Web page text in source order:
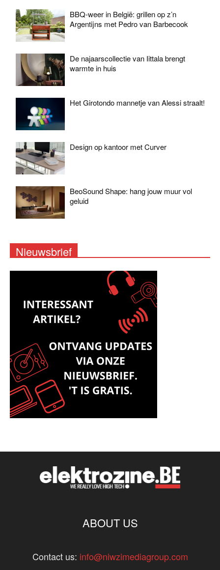
BBQ-weer in België: grillen op z’n
Argentijns met Pedro van Barbecook
De najaarscollectie van Iittala brengt
warmte in huis
Het Girotondo mannetje van Alessi straalt!
Design op kantoor met Curver
BeoSound Shape: hang jouw muur vol
geluid
Nieuwsbrief
ABOUT US
Contact us: info@niwzimediagroup.com